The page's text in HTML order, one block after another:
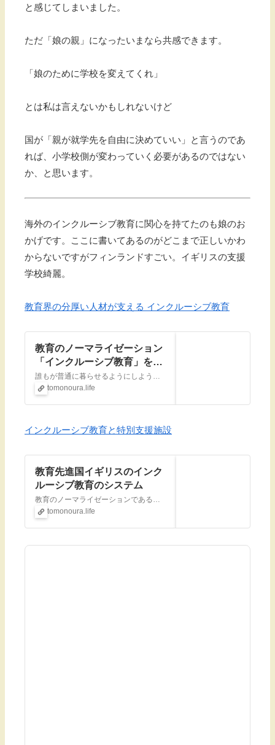
と感じてしまいました。
ただ「娘の親」になったいまなら共感できます。
「娘のために学校を変えてくれ」
とは私は言えないかもしれないけど
国が「親が就学先を自由に決めていい」と言うのであ
れば、小学校側が変わっていく必要があるのではない
か、と思います。
海外のインクルーシブ教育に関心を持てたのも娘のお
かげです。ここに書いてあるのがどこまで正しいかわ
からないですがフィンランドすごい。イギリスの支援
学校綺麗。
教育界の分厚い人材が支える インクルーシブ教育
教育のノーマライゼーション
「インクルーシブ教育」を進
めてきたフィンランド
tomonoura.life
インクルーシブ教育と特別支援施設
教育先進国イギリスのインク
ルーシブ教育のシステム
tomonoura.life